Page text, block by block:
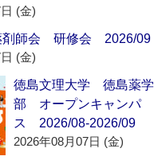
(金)
剤師会 研修会 2026/09
(金)
徳島文理大学 徳島薬学
部 オープンキャンパ
ス 2026/08-2026/09
2026年08月07日 (金)